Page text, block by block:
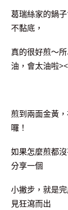
葛瑞絲家的鍋
不黏底，
真的很好煎～
油，會太油啦><
煎到兩面金黃
囉！
如果怎麼煎都
分享一個
小撇步，就是
見狂瀉而出